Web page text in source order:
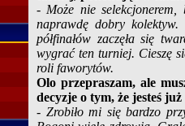
- Może nie
naprawdę dobry
półfinałów zaczęła się
wygrać ten turniej. Cieszę
roli faworytów.
Olo przepraszam, ale
decyzje o tym, że jesteś
- Zrobiło mi się bardzo